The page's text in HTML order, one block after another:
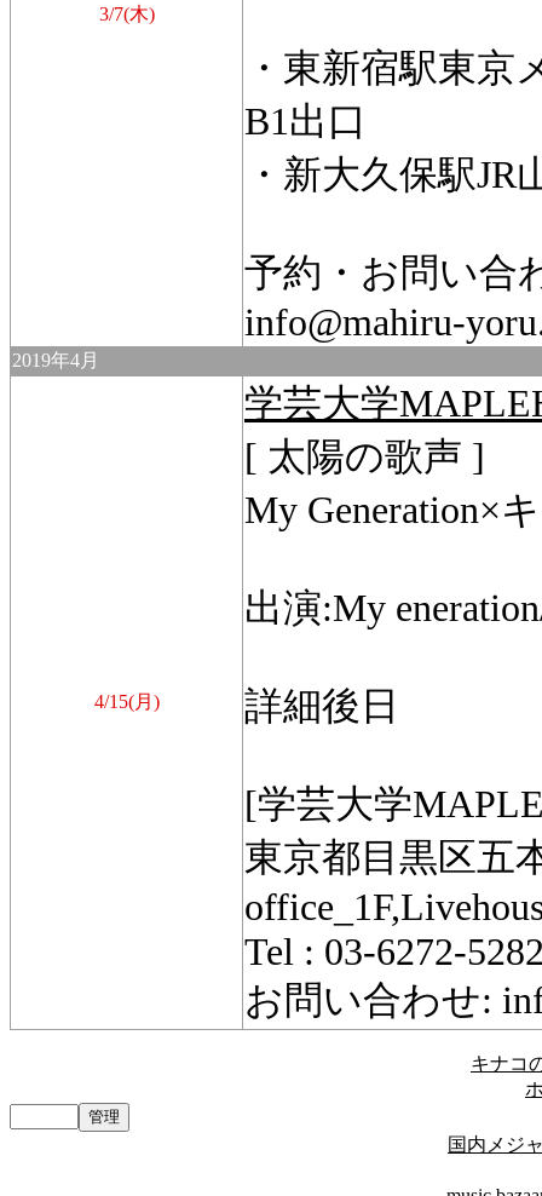
3/7(木)
・東新宿駅東京
B1出口
・新大久保駅
予約・お問い合
info@mahiru-
2019年4月
4/15(月)
学芸大学
[ 太陽の歌声 ]
My Generation×
出演:My
詳細後日
[学芸大学
東京都目黒区五
Tel : 03-6272-
お問い合わせ:
キナコ
国内メジ